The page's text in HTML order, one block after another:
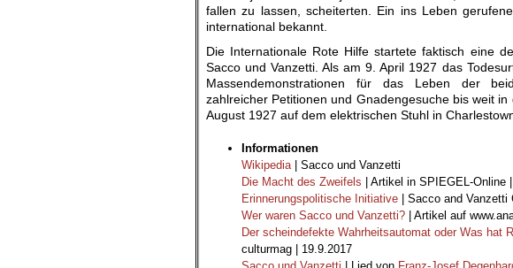
fallen zu lassen, scheiterten. Ein ins Leben
international bekannt.
Die Internationale Rote Hilfe startete faktisch eine
Sacco und Vanzetti. Als am 9. April 1927 das
Massendemonstrationen für das Leben der
zahlreicher Petitionen und Gnadengesuche bis weit
August 1927 auf dem elektrischen Stuhl in
Informationen
Wikipedia| Sacco und Vanzetti
Die Macht des Zweifels | Artikel in SPIEGEL-Online
Erinnerungspolitische Initiative | Sacco and
Wer waren Sacco und Vanzetti? | Artikel auf
Der scheindefekte Wahrheitsautomat oder Was hat
culturmag | 19.9.2017